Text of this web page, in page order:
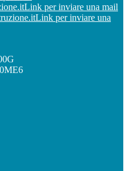
Link per inviare una mail
Link per inviare una